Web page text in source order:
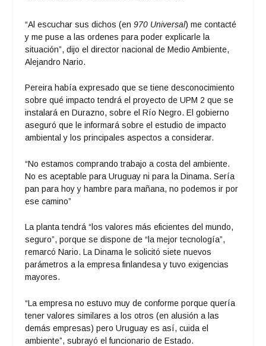
“Al escuchar sus dichos (en970 Universal) me contacté
y me puse a las ordenes para poder explicarle la
situación”, dijo el director nacional de Medio Ambiente,
Alejandro Nario.
Pereira había expresado que se tiene desconocimiento
sobre qué impacto tendrá el proyecto de UPM 2 que se
instalará en Durazno, sobre el Río Negro. El gobierno
aseguró que le informará sobre el estudio de impacto
ambiental y los principales aspectos a considerar.
“No estamos comprando trabajo a costa del ambiente.
No es aceptable para Uruguay ni para la Dinama. Sería
pan para hoy y hambre para mañana, no podemos ir por
ese camino”
La planta tendrá “los valores más eficientes del mundo,
seguro”, porque se dispone de “la mejor tecnología”,
remarcó Nario. La Dinama le solicitó siete nuevos
parámetros a la empresa finlandesa y tuvo exigencias
mayores.
“La empresa no estuvo muy de conforme porque quería
tener valores similares a los otros (en alusión a las
demás empresas) pero Uruguay es así, cuida el
ambiente”, subrayó el funcionario de Estado.